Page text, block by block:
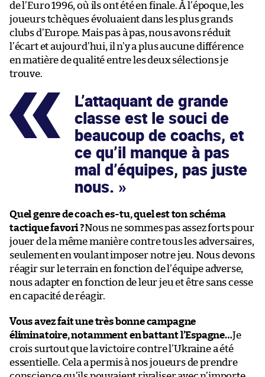
de l’Euro 1996, où ils ont été en finale. À l’époque, les
joueurs tchèques évoluaient dans les plus grands
clubs d’Europe. Mais pas à pas, nous avons réduit
l’écart et aujourd’hui, il n’y a plus aucune différence
en matière de qualité entre les deux sélections je
trouve.
L’attaquant de grande
classe est le souci de
beaucoup de coachs, et
ce qu’il manque à pas
mal d’équipes, pas juste
nous.
Quel genre de coach es-tu, quel est ton schéma
tactique favori ?Nous ne sommes pas assez forts pour
jouer de la même manière contre tous les adversaires,
seulement en voulant imposer notre jeu. Nous devons
réagir sur le terrain en fonction de l’équipe adverse,
nous adapter en fonction de leur jeu et être sans cesse
en capacité de réagir.
Vous avez fait une très bonne campagne
éliminatoire, notamment en battant l’Espagne…Je
crois surtout que la victoire contre l’Ukraine a été
essentielle. Cela a permis à nos joueurs de prendre